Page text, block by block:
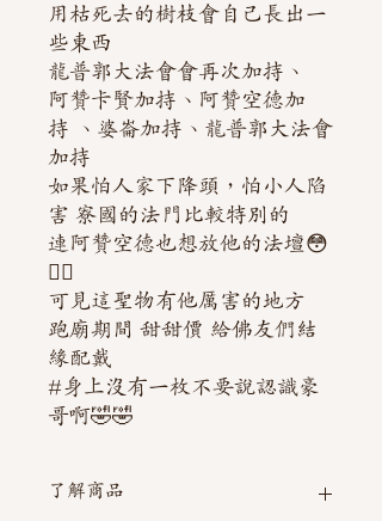
用枯死去的樹枝會自己長出一
些東西
龍普郭大法會會再次加持、
阿贊卡賢加持、阿贊空德加
持 、婆崙加持、龍普郭大法會
加持
如果怕人家下降頭，怕小人陷
害 寮國的法門比較特別的
連阿贊空德也想放他的法壇😳
👍🏻
可見這聖物有他厲害的地方
跑廟期間 甜甜價 給佛友們結
緣配戴
#身上沒有一枚不要說認識豪
哥啊🤣🤣
了解商品